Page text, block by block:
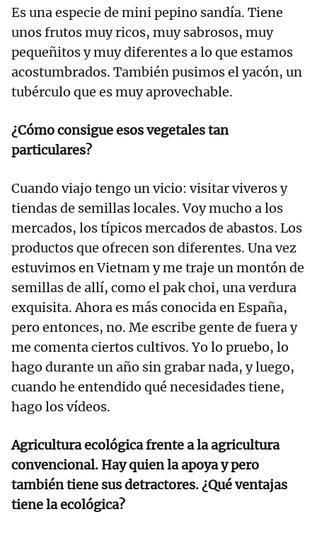
Es una especie de mini pepino sandía. Tiene
unos frutos muy ricos, muy sabrosos, muy
pequeñitos y muy diferentes a lo que estamos
acostumbrados. También pusimos el yacón, un
tubérculo que es muy aprovechable.
¿Cómo consigue esos vegetales tan
particulares?
Cuando viajo tengo un vicio: visitar viveros y
tiendas de semillas locales. Voy mucho a los
mercados, los típicos mercados de abastos. Los
productos que ofrecen son diferentes. Una vez
estuvimos en Vietnam y me traje un montón de
semillas de allí, como el pak choi, una verdura
exquisita. Ahora es más conocida en España,
pero entonces, no. Me escribe gente de fuera y
me comenta ciertos cultivos. Yo lo pruebo, lo
hago durante un año sin grabar nada, y luego,
cuando he entendido qué necesidades tiene,
hago los vídeos.
Agricultura ecológica frente a la agricultura
convencional. Hay quien la apoya y pero
también tiene sus detractores. ¿Qué ventajas
tiene la ecológica?